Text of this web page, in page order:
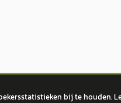
bij te houden.